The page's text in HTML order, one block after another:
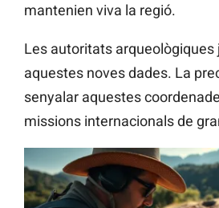
mantenien viva la regió.
Les autoritats arqueològiques
aquestes noves dades. La
senyalar aquestes
missions internacionals de